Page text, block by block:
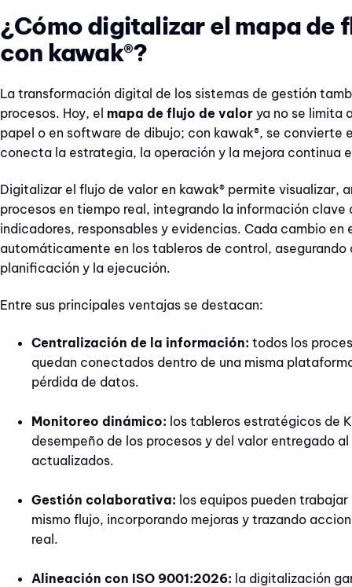
¿Cómo digitalizar el mapa de
con kawak®?
La transformación digital de los sistemas de gestión
procesos. Hoy, el mapa de flujo de valor ya no se limita
papel o en software de dibujo; con kawak®, se convierte
conecta la estrategia, la operación y la mejora continua
Digitalizar el flujo de valor en kawak® permite visualizar,
procesos en tiempo real, integrando la información
indicadores, responsables y evidencias. Cada cambio en
automáticamente en los tableros de control, asegurando
planificación y la ejecución.
Entre sus principales ventajas se destacan:
Centralización de la información: todos los
quedan conectados dentro de una misma
pérdida de datos.
Monitoreo dinámico: los tableros estratégicos de
desempeño de los procesos y del valor entregado
actualizados.
Gestión colaborativa: los equipos pueden
mismo flujo, incorporando mejoras y trazando
real.
Alineación con ISO 9001:2026: la digitalización